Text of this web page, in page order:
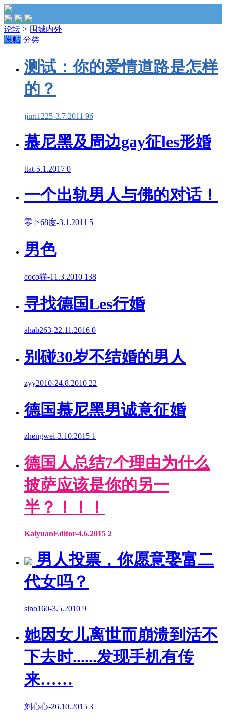
论坛 > 围城内外
发帖 分类
测试：你的爱情道路是怎样
的？
jiuri1225-3.7.2011 96
慕尼黑及周边gay征les形婚
ttat-5.1.2017 0
一个出轨男人与佛的对话！
零下68度-3.1.2011 5
男色
coco猫-11.3.2010 138
寻找德国Les行婚
ahab263-22.11.2016 0
别碰30岁不结婚的男人
zyy2010-24.8.2010 22
德国慕尼黑男诚意征婚
zhengwei-3.10.2015 1
德国人总结7个理由为什么
披萨应该是你的另一
半？！！！
KaiyuanEditor-4.6.2015 2
男人投票，你愿意娶富二
代女吗？
sino160-3.5.2010 9
她因女儿离世而崩溃到活不
下去时......发现手机有传
来……
刘心心-26.10.2015 3